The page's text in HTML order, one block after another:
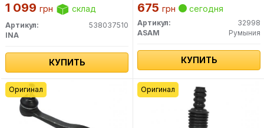
1 099 грн склад
Артикул:
538037510
INA
КУПИТЬ
675 грн сегодня
Артикул:
32998
ASAM
Румыния
КУПИТЬ
Оригинал Оригинал